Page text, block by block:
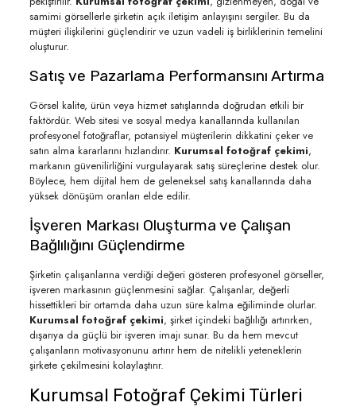
samimi görsellerle şirketin açık iletişim anlayışını sergiler. Bu da
müşteri ilişkilerini güçlendirir ve uzun vadeli iş birliklerinin temelini
oluşturur.
Satış ve Pazarlama Performansını Artırma
Görsel kalite, ürün veya hizmet satışlarında doğrudan etkili bir
faktördür. Web sitesi ve sosyal medya kanallarında kullanılan
profesyonel fotoğraflar, potansiyel müşterilerin dikkatini çeker ve
satın alma kararlarını hızlandırır. Kurumsal fotoğraf çekimi,
markanın güvenilirliğini vurgulayarak satış süreçlerine destek olur.
Böylece, hem dijital hem de geleneksel satış kanallarında daha
yüksek dönüşüm oranları elde edilir.
İşveren Markası Oluşturma ve Çalışan
Bağlılığını Güçlendirme
Şirketin çalışanlarına verdiği değeri gösteren profesyonel görseller,
işveren markasının güçlenmesini sağlar. Çalışanlar, değerli
hissettikleri bir ortamda daha uzun süre kalma eğiliminde olurlar.
Kurumsal fotoğraf çekimi, şirket içindeki bağlılığı artırırken,
dışarıya da güçlü bir işveren imajı sunar. Bu da hem mevcut
çalışanların motivasyonunu artırır hem de nitelikli yeteneklerin
şirkete çekilmesini kolaylaştırır.
Kurumsal Fotoğraf Çekimi Türleri